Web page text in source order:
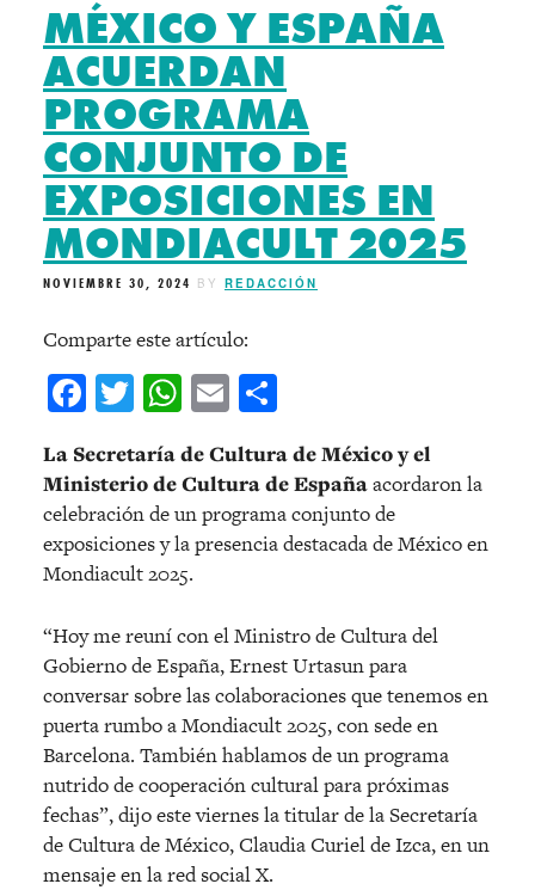
MÉXICO Y ESPAÑA
ACUERDAN
PROGRAMA
CONJUNTO DE
EXPOSICIONES EN
MONDIACULT 2025
NOVIEMBRE 30, 2024 BY REDACCIÓN
Comparte este artículo:
Facebook
Twitter
WhatsApp
Email
La Secretaría de Cultura de México y el
Ministerio de Cultura de Españaacordaron la
celebración de un programa conjunto de
exposiciones y la presencia destacada de México en
Mondiacult 2025.
“Hoy me reuní con el Ministro de Cultura del
Gobierno de España, Ernest Urtasun para
conversar sobre las colaboraciones que tenemos en
puerta rumbo a Mondiacult 2025, con sede en
Barcelona. También hablamos de un programa
nutrido de cooperación cultural para próximas
fechas”, dijo este viernes la titular de la Secretaría
de Cultura de México, Claudia Curiel de Izca, en un
mensaje en la red social X.